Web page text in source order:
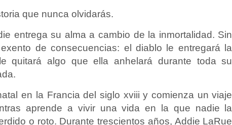
que nunca olvidarás.
entrega su alma a cambio de la inmortalidad. Sin
de consecuencias: el diablo le entregará la
quitará algo que ella anhelará durante toda su
en la Francia del siglo xviii y comienza un viaje
aprende a vivir una vida en la que nadie la
o roto. Durante trescientos años, Addie LaRue